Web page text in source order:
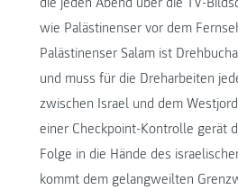
wie Palästinenser vor dem
Palästinenser Salam ist
und muss für die Dreharbeiten
zwischen Israel und dem
einer Checkpoint-Kontrolle gerät
Folge in die Hände des
kommt dem gelangweilten